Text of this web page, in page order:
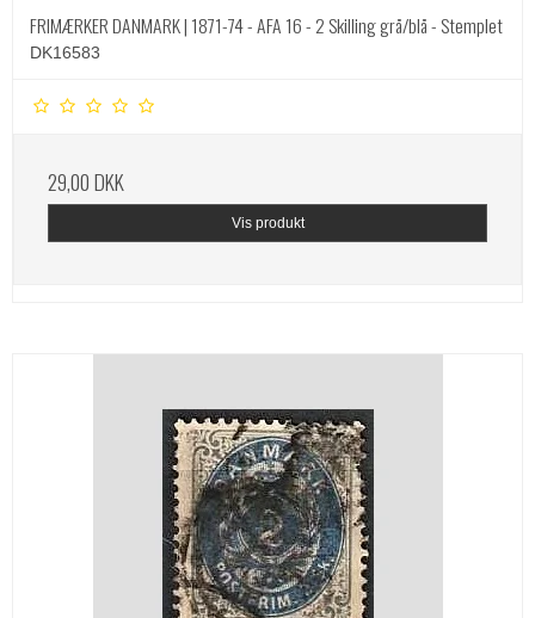
FRIMÆRKER DANMARK | 1871-74 - AFA 16 - 2 Skilling grå/blå - Stemplet
DK16583
29,00 DKK
Vis produkt